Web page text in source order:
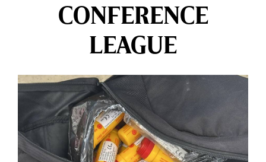
CONFERENCE
LEAGUE